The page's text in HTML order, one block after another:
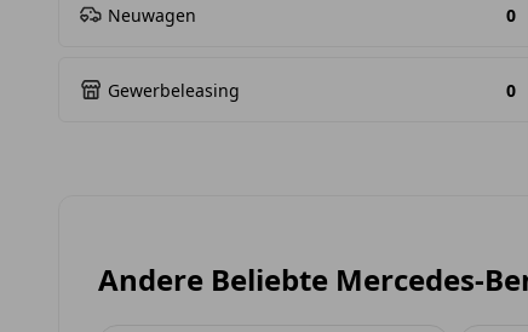
Neuwagen 0
Gewerbeleasing 0
Andere Beliebte Mercedes-